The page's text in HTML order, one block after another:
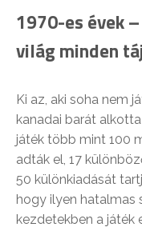
1970-es évek
világ minden
Ki az, aki soha nem
kanadai barát
játék több mint 100
adták el, 17
50 különkiadását
hogy ilyen hatalmas
kezdetekben a játék